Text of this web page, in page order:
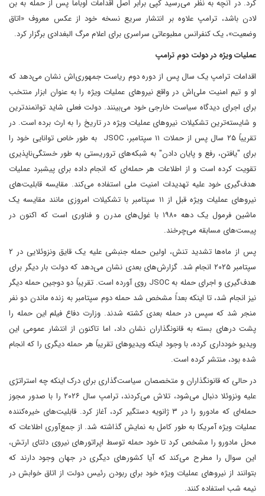
کرد. در آنچه به نظر می‌رسید کپی برابر اصل اقدامات اوباما پس از حمله به بن
لادن باشد، ترامپ علاوه بر انتشار سریع نسخه خود از عکس معروف «اتاق
وضعیت»، یک کنفرانس مطبوعاتی سراسری برای اعلام مرگ البغدادی برگزار کرد.
عملیات ویژه در دولت دوم ترامپ
اقدامات ترامپ یک سال پس از دوره دوم ریاست جمهوری‌اش نشان می‌دهد که
او و تیم امنیت ملی‌اش در واقع نیروهای عملیات ویژه را به عنوان ابزار منتخب
برای اجرای دیدگاه سیاست خارجی خود می‌بینند. دولت فعلی شاید توانمندترین
و شایسته‌ترین تشکیلات نیروهای عملیات ویژه در تاریخ را به ارث برده است. در
تقریباً ۲۵ سال پس از حملات ۱۱ سپتامبر، JSOC به طور خاص توانایی خود را
برای "یافتن، رفع و پایان دادن" به شبکه‌های تروریستی به طور خستگی‌ناپذیری
تقویت کرده است و از اطلاعات هر حمله‌ای که انجام داده برای پیشبرد عملیات
هدف‌گیری خود علیه تهدیدات امنیت ملی استفاده می‌کند. مقایسه قابلیت‌های
نیروهای عملیات ویژه قبل از ۱۱ سپتامبر با تشکیلات امروزی مانند مقایسه یک
ماشین فرمول یک دهه ۱۹۸۰ با غول‌های مدرن و فناوری است که اکنون در
پیست‌های مسابقه می‌چرخند.
پس از ماه‌ها تشدید تنش، اولین حمله جنبشی علیه یک قایق ونزوئلایی در ۲
سپتامبر ۲۰۲۵ انجام شد. گزارش‌های بعدی نشان می‌دهد که دولت بار دیگر برای
هدف‌گیری و اجرای حمله به JSOC روی آورده است. تقریباً دو دوجین حمله دیگر
نیز انجام شد، تا اینکه بعداً مشخص شد حمله دوم سپتامبر به زنده ماندن دو نفر
منجر شد که سپس در حمله بعدی کشته شدند. وزارت دفاع فیلم این حمله را
پشت درهای بسته به قانونگذاران نشان داد، اما تاکنون از انتشار عمومی این
ویدیو خودداری کرده، با وجود اینکه ویدیوهای تقریباً هر حمله دیگری را که انجام
شده بود، منتشر کرده است.
در حالی که قانونگذاران و متخصصان سیاست‌گذاری برای درک اینکه چه استراتژی
علیه ونزوئلا دنبال می‌شود، تلاش می‌کردند، ترامپ سال ۲۰۲۶ را با صدور مجوز
حمله‌ای که مادورو را در ۳ ژانویه دستگیر کرد، آغاز کرد. قابلیت‌های خیره‌کننده
عملیات ویژه آمریکا به طور کامل به نمایش گذاشته شد. از جمع‌آوری اطلاعات که
محل مادورو را مشخص کرد تا خود حمله توسط اپراتورهای نیروی دلتای ارتش،
این سوال را مطرح می‌کند که آیا کشورهای دیگری در جهان وجود دارند که
بتوانند از نیروهای عملیات ویژه خود برای ربودن رئیس دولت از اتاق خوابش در
نیمه شب استفاده کنند.